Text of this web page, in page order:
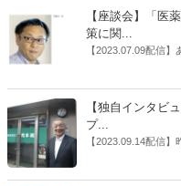
はないだろうか。
師の業務及び薬局の
ても出席していた
【座談会】「医
策に関...
【2023.07.09配信
厚労省「医薬品の
書がとりまとめら
厚労省医政局医薬産
情報企画課セルフ
公一氏や青山学院
【独自インタビ
プ...
【2023.09.14配信
員を「自民党神奈